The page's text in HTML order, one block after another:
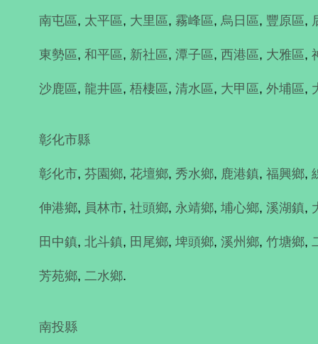
南屯區, 太平區, 大里區, 霧峰區, 烏日區, 豐原區,
東勢區, 和平區, 新社區, 潭子區, 西港區, 大雅區,
沙鹿區, 龍井區, 梧棲區, 清水區, 大甲區, 外埔區,
彰化市縣
彰化市, 芬園鄉, 花壇鄉, 秀水鄉, 鹿港鎮, 福興鄉,
伸港鄉, 員林市, 社頭鄉, 永靖鄉, 埔心鄉, 溪湖鎮,
田中鎮, 北斗鎮, 田尾鄉, 埤頭鄉, 溪州鄉, 竹塘鄉,
芳苑鄉, 二水鄉.
南投縣